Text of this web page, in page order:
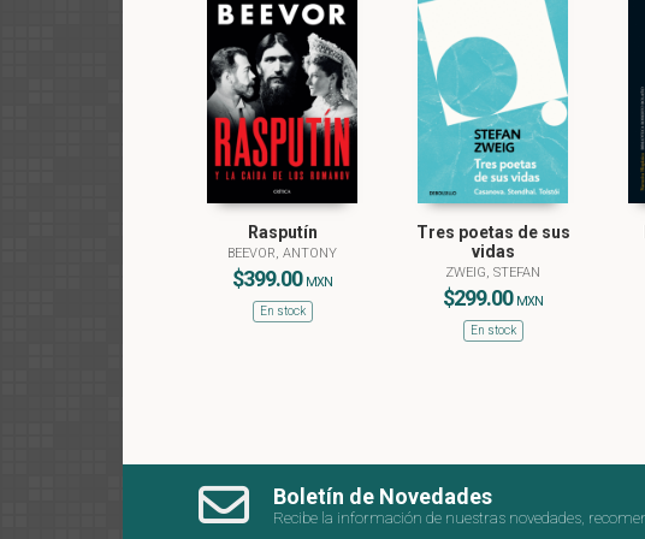
pueden ejercer una
Rasputín
BEEVOR, ANTONY
$399.00 MXN
En stock
Tres poetas de sus
vidas
ZWEIG, STEFAN
$299.00 MXN
En stock
Boletín de Novedades
Recibe la información de nuestras novedades,